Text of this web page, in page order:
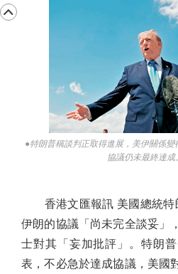
●特朗普稱談判正取得進展，美伊關係
協議仍未最終達成
香港文匯報訊 美國總統特
伊朗的協議「尚未完全談妥」
士對其「妄加批評」。特朗
表，不必急於達成協議，美國